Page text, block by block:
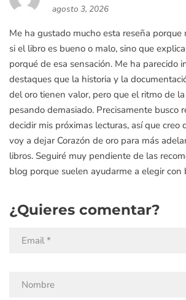
agosto 3, 2026
Me ha gustado mucho esta reseña porque
si el libro es bueno o malo, sino que
porqué de esa sensación. Me ha parecido
destaques que la historia y la
del oro tienen valor, pero que el ritmo de
pesando demasiado. Precisamente busco
decidir mis próximas lecturas, así que creo
voy a dejar Corazón de oro para más
libros. Seguiré muy pendiente de las
blog porque suelen ayudarme a elegir con
¿Quieres comentar?